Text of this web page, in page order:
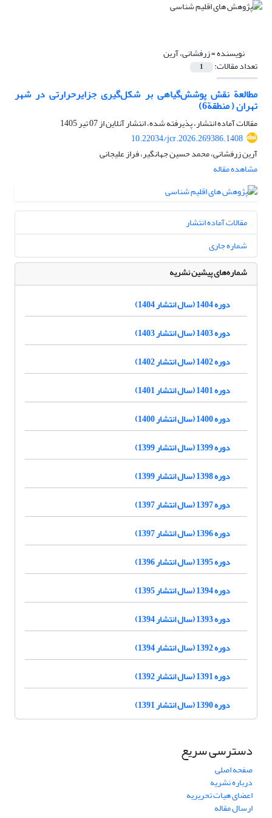
نویسنده =زرفشانی، آرین
تعداد مقالات: 1
مطالعة نقش پوشش‌گیاهی بر شکل‌گیری جزایرحرارتی در شهر
تهران ( منطقة6)
مقالات آماده انتشار، پذیرفته شده، انتشار آنلاین از07 تیر 1405
10.22034/jcr.2026.269386.1408
آرین زرفشانی، محمد حسین جهانگیر، فراز علیجانی
مشاهده مقاله
مقالات آماده انتشار
شماره جاری
شماره‌های پیشین نشریه
دوره 1404 (سال انتشار 1404)
دوره 1403 (سال انتشار 1403)
دوره 1402 (سال انتشار 1402)
دوره 1401 (سال انتشار 1401)
دوره 1400 (سال انتشار 1400)
دوره 1399 (سال انتشار 1399)
دوره 1398 (سال انتشار 1399)
دوره 1397 (سال انتشار 1397)
دوره 1396 (سال انتشار 1397)
دوره 1395 (سال انتشار 1396)
دوره 1394 (سال انتشار 1395)
دوره 1393 (سال انتشار 1394)
دوره 1392 (سال انتشار 1394)
دوره 1391 (سال انتشار 1392)
دوره 1390 (سال انتشار 1391)
دسترسی سریع
صفحه اصلی
درباره نشریه
اعضای هیات تحریریه
ارسال مقاله